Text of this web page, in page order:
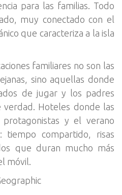
para las familias. Todo
muy conectado con el
que caracteriza a la isla
familiares no son las
sino aquellas donde
de jugar y los padres
verdad. Hoteles donde las
y el verano
tiempo compartido, risas
que duran mucho más
móvil.